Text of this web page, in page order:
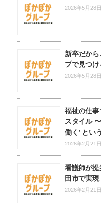
2026年5月28日
新卒だか
プで見つけ
2026年5月28日
福祉の仕事
スタイル
働く”とい
2026年2月21日
看護師が提
田市で実現
2026年2月21日